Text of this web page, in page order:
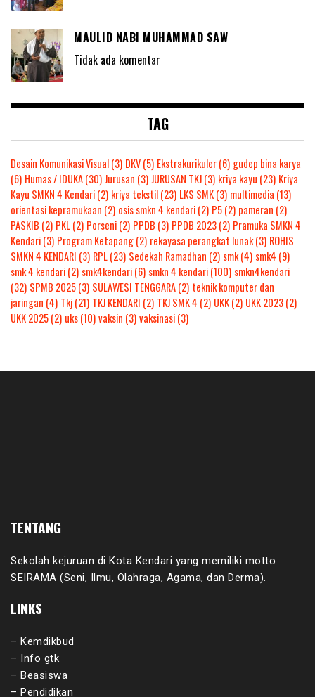
MAULID NABI MUHAMMAD SAW
Tidak ada komentar
TAG
Desain Komunikasi Visual(3) DKV(5) Ekstrakurikuler(6) gudep bina karya
(6) Humas / IDUKA(30)Jurusan (3)JURUSAN TKJ(3) kriya kayu (23) Kriya
Kayu SMKN 4 Kendari(2) kriya tekstil(23) LKS SMK(3) multimedia (13)
orientasi kepramukaan (2) osis smkn 4 kendari(2) P5(2) pameran (2)
PASKIB (2) PKL(2) Porseni(2) PPDB (3) PPDB 2023(2) Pramuka SMKN 4
Kendari(3) Program Ketapang(2) rekayasa perangkat lunak(3) ROHIS
SMKN 4 KENDARI (3) RPL(23) Sedekah Ramadhan (2) smk(4) smk4 (9)
smk 4 kendari(2) smk4kendari(6) smkn 4 kendari(100) smkn4kendari
(32) SPMB 2025(3) SULAWESI TENGGARA(2) teknik komputer dan
jaringan (4) Tkj(21) TKJ KENDARI (2) TKJ SMK 4 (2) UKK(2) UKK 2023(2)
UKK 2025(2) uks(10)vaksin (3)vaksinasi(3)
TENTANG
Sekolah kejuruan di Kota Kendari yang memiliki motto
SEIRAMA (Seni, Ilmu, Olahraga, Agama, dan Derma).
LINKS
– Kemdikbud
– Info gtk
– Beasiswa
– Pendidikan